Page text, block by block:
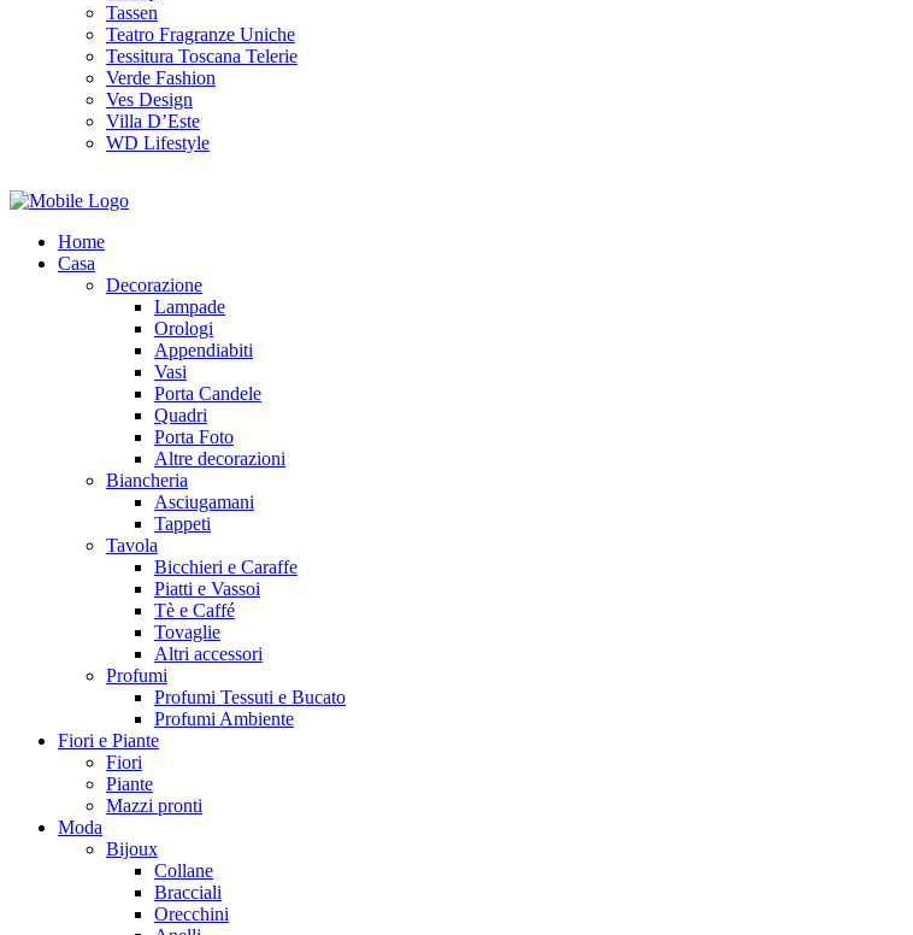
Tassen
Teatro Fragranze Uniche
Tessitura Toscana Telerie
Verde Fashion
Ves Design
Villa D’Este
WD Lifestyle
Home
Casa
Decorazione
Lampade
Orologi
Appendiabiti
Vasi
Porta Candele
Quadri
Porta Foto
Altre decorazioni
Biancheria
Asciugamani
Tappeti
Tavola
Bicchieri e Caraffe
Piatti e Vassoi
Tè e Caffé
Tovaglie
Altri accessori
Profumi
Profumi Tessuti e Bucato
Profumi Ambiente
Fiori e Piante
Fiori
Piante
Mazzi pronti
Moda
Bijoux
Collane
Bracciali
Orecchini